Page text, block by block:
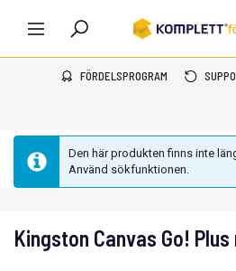
FÖRDELSPROGRAM
Den här produkten finns inte
Använd sökfunktionen.
Kingston Canvas Go! Plus